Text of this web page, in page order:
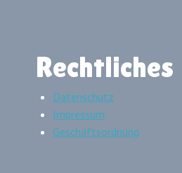
Rechtliches
Datenschutz
Impressum
Geschäftsordnung